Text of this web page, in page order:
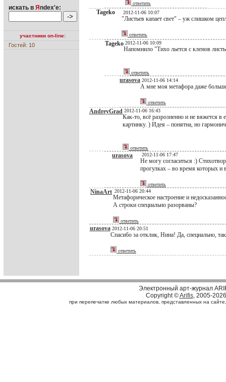
искать в Я ndex'е:
участники on-line:
Гостей: 10
ответить
Tageko 2012-11-06 10:07
"Листьев капает свет" – уж слишком
ответить
Tageko 2012-11-06 10:09
Напомнило "Тихо льется с кленов
ответить
urasova 2012-11-06 14:14
А мне моя метафора даже
ответить
AndreyGrad 2012-11-06 16:43
Как-то, всё разрозненно и не вяжется
картинку. ) Идея – понятна, но
ответить
urasova 2012-11-06 17:47
Не могу согласиться :)
прогулках – во время которых и
ответить
NinaArt 2012-11-06 20:44
Метафорическое настроение и
А строки специально разорваны?
ответить
urasova 2012-11-06 20:51
Спасибо за отклик, Нина! Да, специально,
ответить
Электронный арт-журнал
Copyright ©Arifis, 2005-2026
при перепечатке любых материалов, представленных на